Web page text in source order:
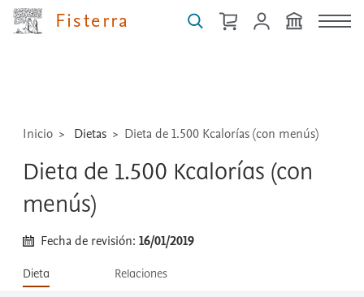
Fisterra
guías,
medicamentos,
Inicio Dietas Dieta de 1.500 Kcalorías (con menús)
Dieta de 1.500 Kcalorías (con
menús)
Fecha de revisión:16/01/2019
Dieta Relaciones